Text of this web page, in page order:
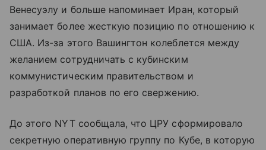
Венесуэлу и больше напоминает Иран, который
занимает более жесткую позицию по отношению к
США. Из-за этого Вашингтон колеблется между
желанием сотрудничать с кубинским
коммунистическим правительством и
разработкой планов по его свержению.
До этого NYT сообщала, что ЦРУ сформировало
секретную оперативную группу по Кубе, в которую